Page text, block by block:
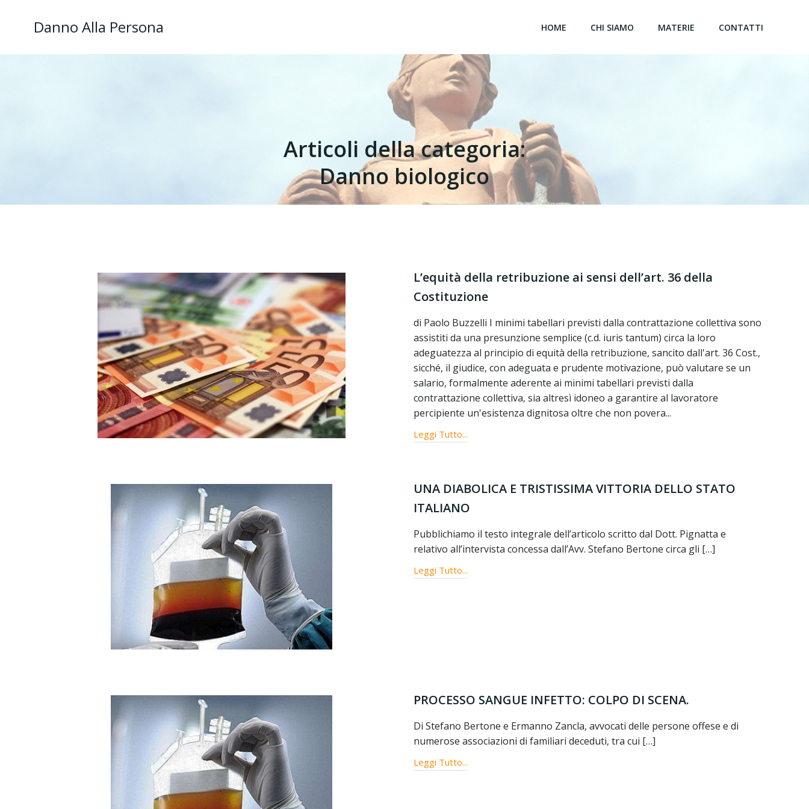
Danno Alla Persona HOME CHI SIAMO MATERIE CONTATTI
Articoli della categoria:
Danno biologico
L’equità della retribuzione ai sensi dell’art. 36 della
Costituzione
di Paolo Buzzelli I minimi tabellari previsti dalla contrattazione collettiva sono
assistiti da una presunzione semplice (c.d. iuris tantum) circa la loro
adeguatezza al principio di equità della retribuzione, sancito dall'art. 36 Cost.,
sicché, il giudice, con adeguata e prudente motivazione, può valutare se un
salario, formalmente aderente ai minimi tabellari previsti dalla
contrattazione collettiva, sia altresì idoneo a garantire al lavoratore
percipiente un'esistenza dignitosa oltre che non povera...
Leggi Tutto...
UNA DIABOLICA E TRISTISSIMA VITTORIA DELLO STATO
ITALIANO
Pubblichiamo il testo integrale dell’articolo scritto dal Dott. Pignatta e
relativo all’intervista concessa dall’Avv. Stefano Bertone circa gli […]
Leggi Tutto...
PROCESSO SANGUE INFETTO: COLPO DI SCENA.
Di Stefano Bertone e Ermanno Zancla, avvocati delle persone offese e di
numerose associazioni di familiari deceduti, tra cui […]
Leggi Tutto...